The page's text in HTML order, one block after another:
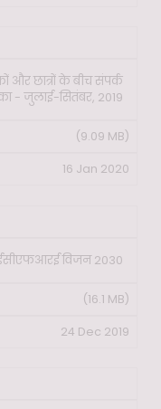
और छात्रों के बीच संपर्क
- जुलाई-सितंबर, 2019
(9.09 MB)
16 Jan 2020
विजन 2030
(16.1 MB)
24 Dec 2019